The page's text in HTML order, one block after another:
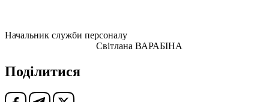
Начальник служби персоналу
Світлана ВАРАБІНА
Поділитися